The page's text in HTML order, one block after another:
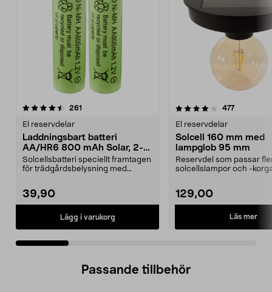
261
El reservdelar
Laddningsbart batteri
AA/HR6 800 mAh Solar, 2-
pack
Solcellsbatteri speciellt framtagen
för trädgårdsbelysning med
39,90
Lägg i varukorg
4.0 av 5 stjärnor 477
El reservdelar
Solcell 160 mm med
lampglob 95 mm
Reservdel som passar
solcellslampor och -
129,00
Läs mer
4.5 av 5 stjärnor
Passande tillbehör